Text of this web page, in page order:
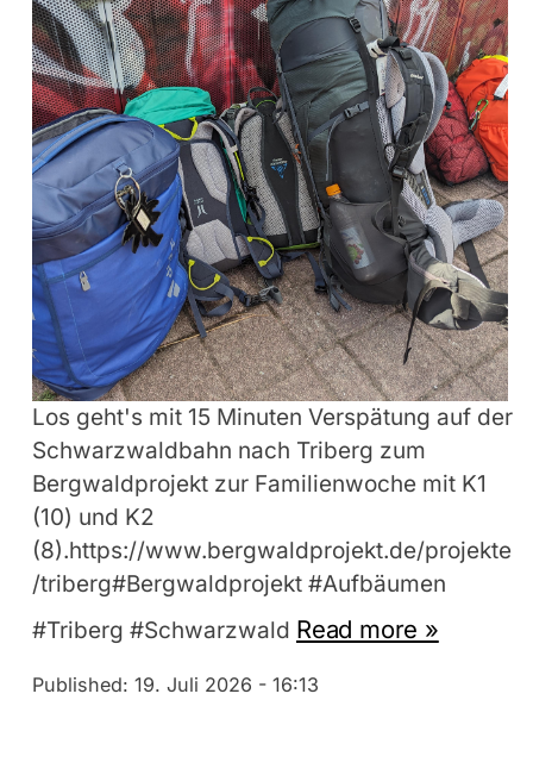
Los geht's mit 15 Minuten Verspätung auf der
Schwarzwaldbahn nach Triberg zum
Bergwaldprojekt zur Familienwoche mit K1
(10) und K2
(8).https://www.bergwaldprojekt.de/projekte
/triberg#Bergwaldprojekt #Aufbäumen
#Triberg #Schwarzwald Read more »
Published: 19. Juli 2026 - 16:13